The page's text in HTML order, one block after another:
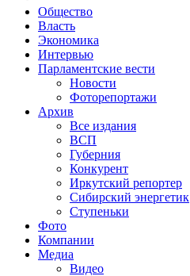
Общество
Власть
Экономика
Интервью
Парламентские вести
Новости
Фоторепортажи
Архив
Все издания
ВСП
Губерния
Конкурент
Иркутский репортер
Сибирский энергетик
Ступеньки
Фото
Компании
Медиа
Видео